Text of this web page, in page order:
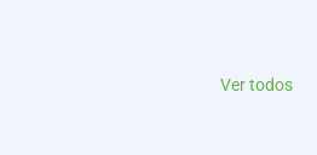
Ver todos